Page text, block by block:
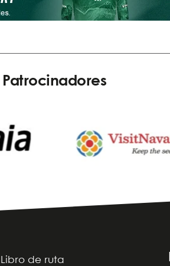
Patrocinadores
Libro de ruta